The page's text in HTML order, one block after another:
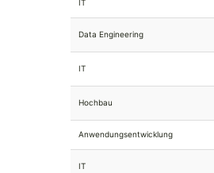
IT
Data Engineering
IT
Hochbau
Anwendungsentwicklung
IT